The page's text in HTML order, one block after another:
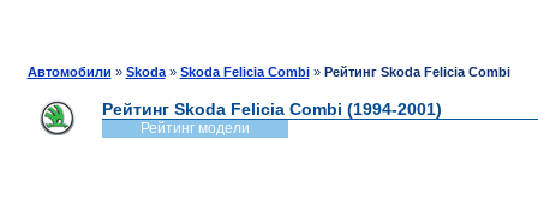
Автомобили » Skoda» Skoda Felicia Combi» Рейтинг Skoda Felicia Combi
Рейтинг Skoda Felicia Combi (1994-2001)
Рейтинг модели